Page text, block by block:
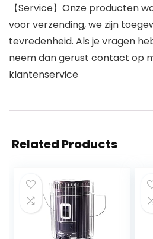
【Service】Onze producten
voor verzending, we zijn
tevredenheid. Als je vragen
neem dan gerust contact op
klantenservice
Related Products